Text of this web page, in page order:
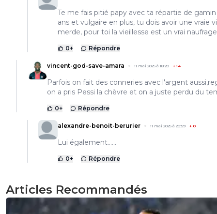
Te me fais pitié papy avec ta répartie de
ans et vulgaire en plus, tu dois avoir une vraie
merde, pour toi la vieillesse est un vrai
0+ Répondre
vincent-god-save-amara 11 mai 2025 à 18:20 +14
Parfois on fait des conneries avec l'argent
on a pris Pessi la chèvre et on a juste perdu du
0+ Répondre
alexandre-benoit-berurier 11 mai 2025 à 20:59 + 0
Lui également......
0+ Répondre
Articles Recommandés